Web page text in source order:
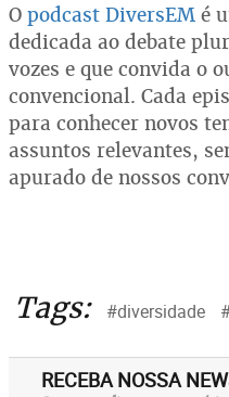
O podcast DiversEM é
dedicada ao debate
vozes e que convida o
convencional. Cada
para conhecer novos
assuntos relevantes,
apurado de nossos
Tags: #diversidade
RECEBA NOSSA